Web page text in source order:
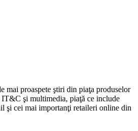
mai proaspete ştiri din piaţa produselor
IT&C şi multimedia, piaţă ce include
şi cei mai importanţi retaileri online din